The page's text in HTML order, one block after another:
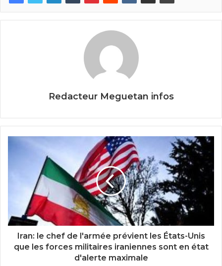
b
o
er
Redacteur Meguetan infos
Iran: le chef de l'armée prévient les États-Unis
que les forces militaires iraniennes sont en état
d'alerte maximale